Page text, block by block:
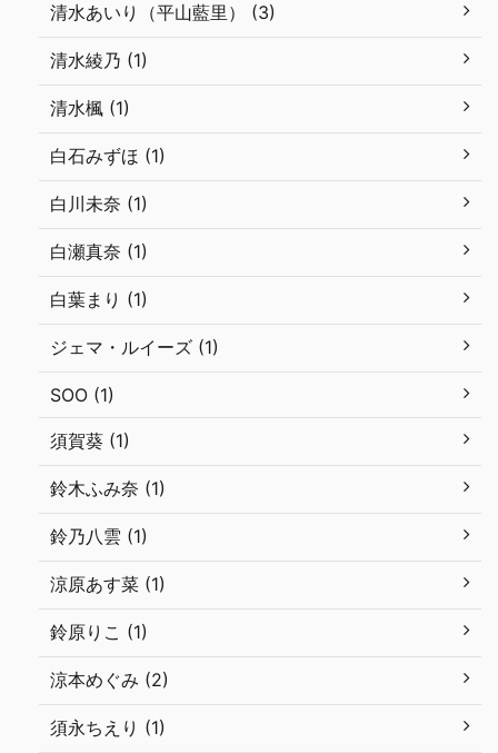
清水あいり（平山藍里） (3)
清水綾乃 (1)
清水楓 (1)
白石みずほ (1)
白川未奈 (1)
白瀬真奈 (1)
白葉まり (1)
ジェマ・ルイーズ (1)
SOO (1)
須賀葵 (1)
鈴木ふみ奈 (1)
鈴乃八雲 (1)
涼原あす菜 (1)
鈴原りこ (1)
涼本めぐみ (2)
須永ちえり (1)